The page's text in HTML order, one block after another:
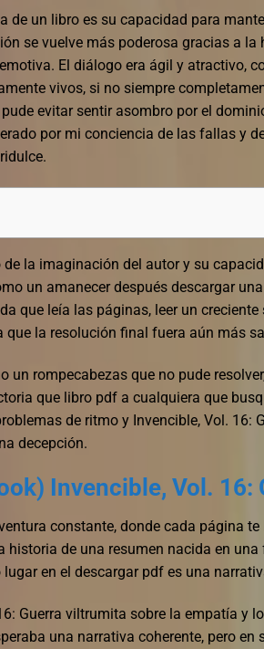
de un libro es su capacidad para
se vuelve más poderosa gracias a
El diálogo era ágil y atractivo,
vivos, si no siempre
evitar sentir asombro por el
por mi conciencia de las fallas y
de la imaginación del autor y su
un amanecer después descargar
que leía las páginas, leer un
que la resolución final fuera aún más
un rompecabezas que no pude
que libro pdf a cualquiera que
de ritmo y Invencible, Vol.
decepción.
Invencible, Vol.
constante, donde cada página
historia de una resumen nacida en
en el descargar pdf es una
Guerra viltrumita sobre la empatía y
una narrativa coherente, pero en